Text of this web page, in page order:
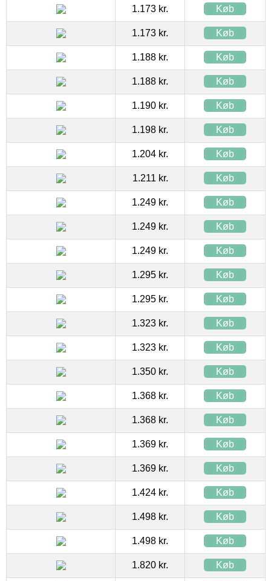
1.173 kr. Køb
1.173 kr. Køb
1.188 kr. Køb
1.188 kr. Køb
1.190 kr. Køb
1.198 kr. Køb
1.204 kr. Køb
1.211 kr. Køb
1.249 kr. Køb
1.249 kr. Køb
1.249 kr. Køb
1.295 kr. Køb
1.295 kr. Køb
1.323 kr. Køb
1.323 kr. Køb
1.350 kr. Køb
1.368 kr. Køb
1.368 kr. Køb
1.369 kr. Køb
1.369 kr. Køb
1.424 kr. Køb
1.498 kr. Køb
1.498 kr. Køb
1.820 kr. Køb